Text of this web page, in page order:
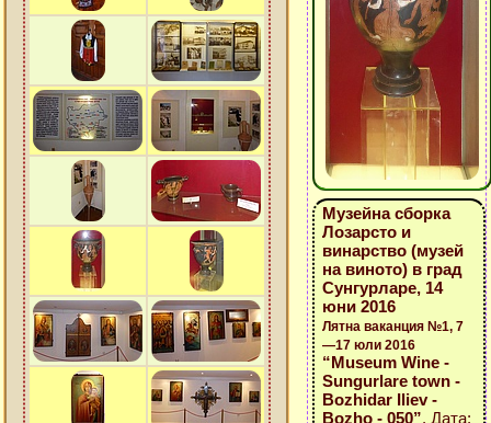
Музейна сборка
Лозарсто и
винарство (музей
на виното) в град
Сунгурларе, 14
юни 2016
Лятна ваканция №1, 7
—17 юли 2016
“Museum Wine -
Sungurlare town -
Bozhidar Iliev -
Bozho - 050”, Дата: